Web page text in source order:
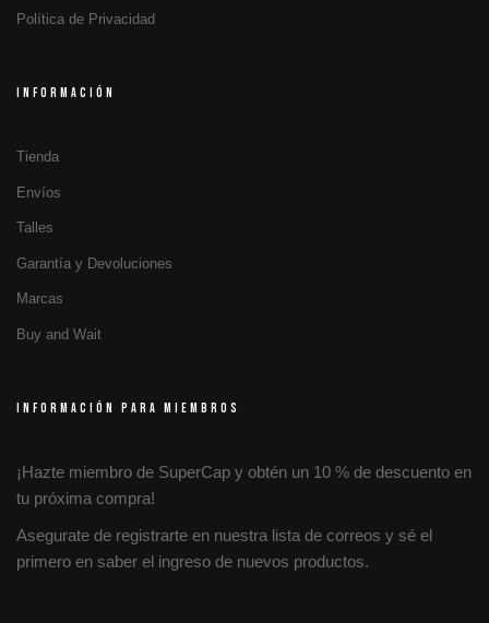
Política de Privacidad
INFORMACIÓN
Tienda
Envíos
Talles
Garantía y Devoluciones
Marcas
Buy and Wait
INFORMACIÓN PARA MIEMBROS
¡Hazte miembro de SuperCap y obtén un 10 % de descuento en
tu próxima compra!
Asegurate de registrarte en nuestra lista de correos y sé el
primero en saber el ingreso de nuevos productos.